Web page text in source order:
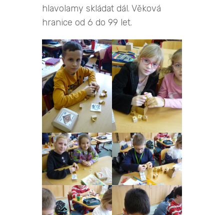
hlavolamy skládat dál. Věková
hranice od 6 do 99 let.